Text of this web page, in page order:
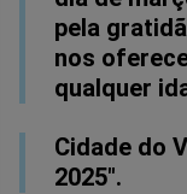
pela
nos
qualquer
Cidade do
2025".